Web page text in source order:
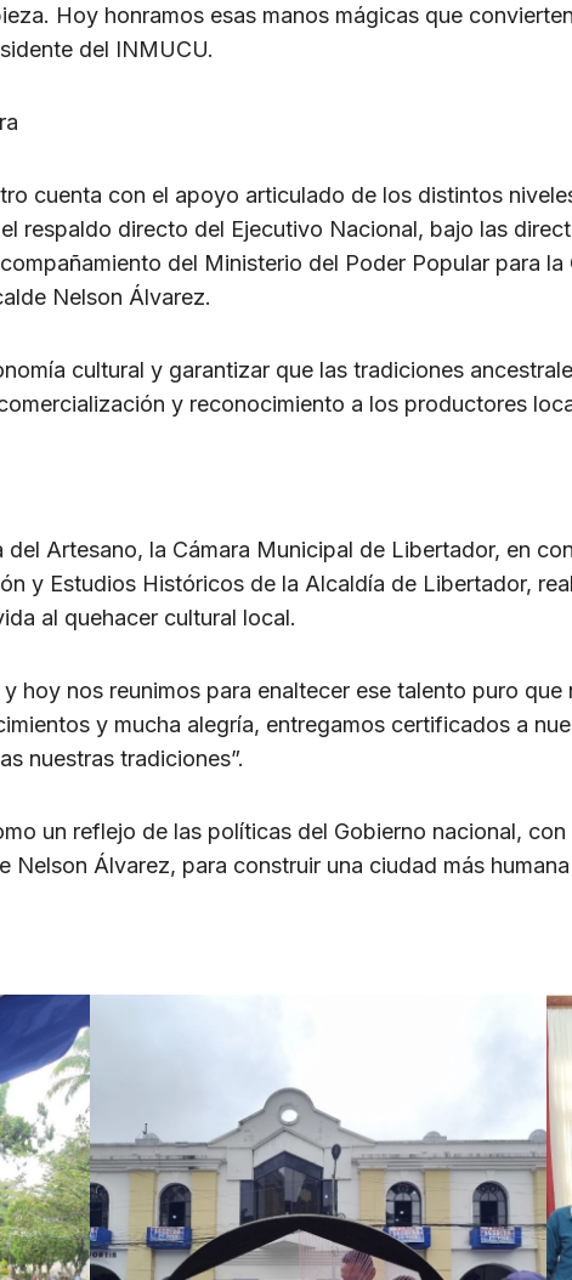
Hoy honramos esas manos mágicas que
del INMUCU.
cuenta con el apoyo articulado de los distintos
respaldo directo del Ejecutivo Nacional, bajo las
del Ministerio del Poder Popular para
Nelson Álvarez.
cultural y garantizar que las tradiciones
y reconocimiento a los productores
del Artesano, la Cámara Municipal de Libertador, en
y Estudios Históricos de la Alcaldía de Libertador,
al quehacer cultural local.
hoy nos reunimos para enaltecer ese talento puro
y mucha alegría, entregamos certificados a
nuestras tradiciones”.
un reflejo de las políticas del Gobierno nacional,
Álvarez, para construir una ciudad más